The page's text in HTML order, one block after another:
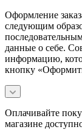
Оформление
следующим
данные о себе.
информацию,
кнопку
Оплачивайте
магазине